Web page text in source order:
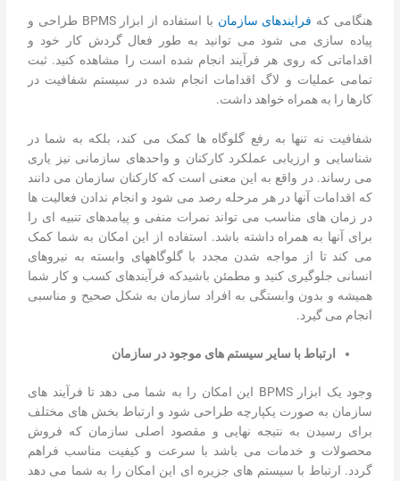
هنگامی که فرایندهای سازمان
با استفاده از ابزار BPMS طراحی و
پیاده سازی می شود می توانید به طور فعال گردش کار خود و
اقداماتی که روی هر فرآیند انجام شده است را مشاهده کنید. ثبت
تمامی عملیات و لاگ اقدامات انجام شده در سیستم شفافیت در
کارها را به همراه خواهد داشت.
شفافیت نه تنها به رفع گلوگاه ها کمک می کند، بلکه به شما در
شناسایی و ارزیابی عملکرد کارکنان و واحدهای سازمانی نیز یاری
می رساند. در واقع به این معنی است که کارکنان سازمان می دانند
که اقدامات آنها در هر مرحله رصد می شود و انجام ندادن فعالیت ها
در زمان های مناسب می تواند نمرات منفی و پیامدهای تنبیه ای را
برای آنها به همراه داشته باشد. استفاده از این امکان به شما کمک
می کند تا از مواجه شدن مجدد با گلوگاه­های وابسته به نیروهای
انسانی جلوگیری کنید و مطمئن باشیدکه فرآیندهای کسب و کار شما
همیشه و بدون وابستگی به افراد سازمان به شکل صحیح و مناسبی
انجام می گیرد.
ارتباط با سایر سیستم های موجود در سازمان
وجود یک ابزار BPMS این امکان را به شما می دهد تا فرآیند های
سازمان به صورت یکپارچه طراحی شود و ارتباط بخش های مختلف
برای رسیدن به نتیجه نهایی و مقصود اصلی سازمان که فروش
محصولات و خدمات می باشد با سرعت و کیفیت مناسب فراهم
گردد. ارتباط با سیستم های جزیره ای این امکان را به شما می دهد